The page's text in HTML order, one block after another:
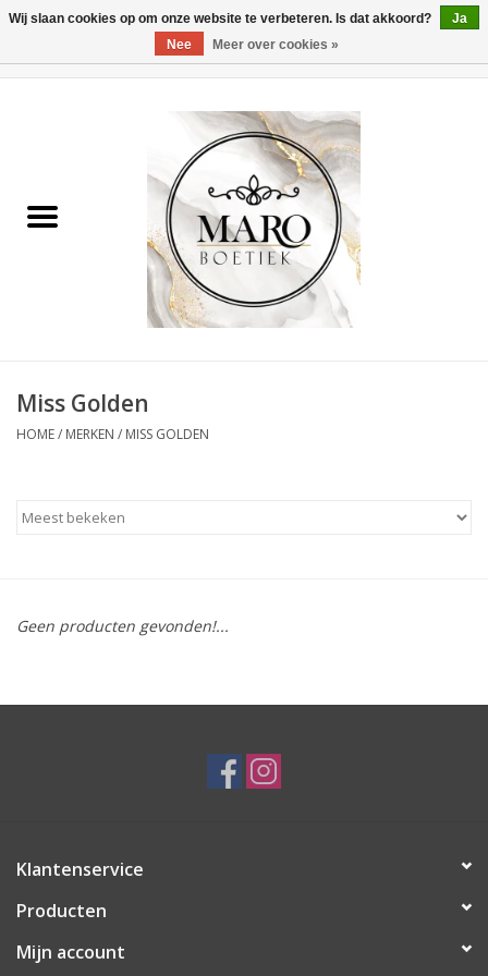
Heren
Miss Golden
HOME/ MERKEN / MISS GOLDEN
Geen producten gevonden!...
Klantenservice
Producten
Mijn account
Wij slaan cookies op om onze website te verbeteren. Is dat akkoord?
Ja
Nee
Meer over cookies »